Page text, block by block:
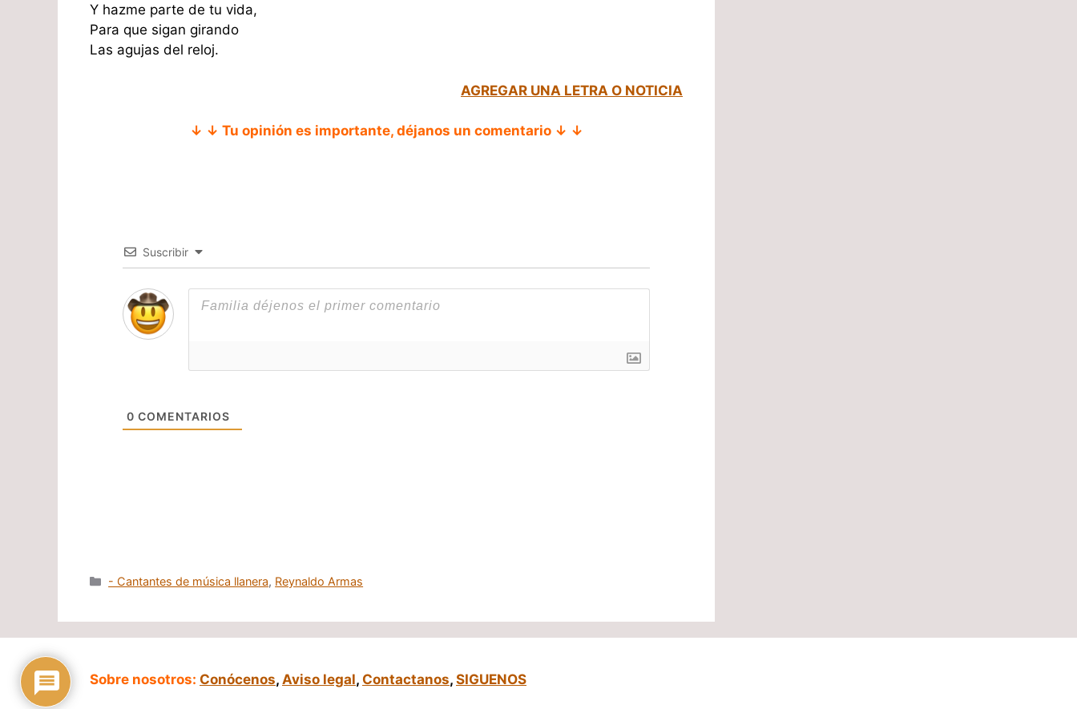
Y hazme parte de tu vida,
Para que sigan girando
Las agujas del reloj.
AGREGAR UNA LETRA O NOTICIA
↓ ↓ Tu opinión es importante, déjanos un comentario ↓ ↓
Suscribir
0 COMENTARIOS
Categorías
- Cantantes de música llanera, Reynaldo Armas
Sobre nosotros: Conócenos, Aviso legal, Contactanos, SIGUENOS